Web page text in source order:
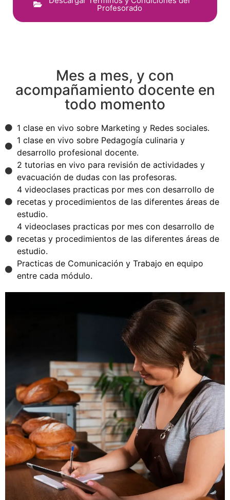
Profesorado
Mes a mes, y con
acompañamiento docente en
todo momento
1 clase en vivo sobre Marketing y Redes sociales.
1 clase en vivo sobre Pedagogía culinaria y
desarrollo profesional docente.
2 tutorias en vivo para revisión de actividades y
evacuación de dudas con las profesoras.
4 videoclases practicas por mes con desarrollo de
recetas y procedimientos de las diferentes áreas de
estudio.
4 videoclases practicas por mes con desarrollo de
recetas y procedimientos de las diferentes áreas de
estudio.
Practicas de Comunicación y Trabajo en equipo
entre cada módulo.